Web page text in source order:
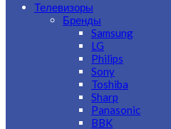
Телевизоры
Бренды
Samsung
LG
Philips
Sony
Toshiba
Sharp
Panasonic
BBK